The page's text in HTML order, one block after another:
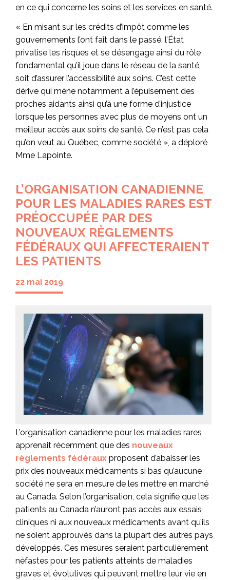
en ce qui concerne les soins et les services en santé.
« En misant sur les crédits d’impôt comme les
gouvernements l’ont fait dans le passé, l’État
privatise les risques et se désengage ainsi du rôle
fondamental qu’il joue dans le réseau de la santé,
soit d’assurer l’accessibilité aux soins. C’est cette
dérive qui mène notamment à l’épuisement des
proches aidants ainsi qu’à une forme d’injustice
lorsque les personnes avec plus de moyens ont un
meilleur accès aux soins de santé. Ce n’est pas cela
qu’on veut au Québec, comme société », a déploré
Mme Lapointe.
L’ORGANISATION CANADIENNE
POUR LES MALADIES RARES EST
PRÉOCCUPÉE PAR DES
NOUVEAUX RÈGLEMENTS
FÉDÉRAUX QUI AFFECTERAIENT
LES PATIENTS
22 mai 2019
L’organisation canadienne pour les maladies rares
apprenait récemment que des nouveaux
règlements fédéraux proposent d’abaisser les
prix des nouveaux médicaments si bas qu’aucune
société ne sera en mesure de les mettre en marché
au Canada. Selon l’organisation, cela signifie que les
patients au Canada n’auront pas accès aux essais
cliniques ni aux nouveaux médicaments avant qu’ils
ne soient approuvés dans la plupart des autres pays
développés. Ces mesures seraient particulièrement
néfastes pour les patients atteints de maladies
graves et évolutives qui peuvent mettre leur vie en